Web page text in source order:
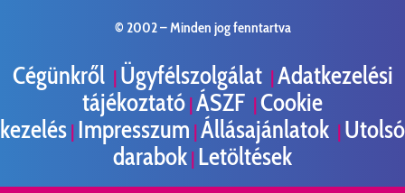
© 2002 –Minden jog fenntartva
Cégünkről | Ügyfélszolgálat |Adatkezelési
tájékoztató |ÁSZF |Cookie
kezelés | Impresszum |Állásajánlatok | Utolsó
darabok | Letöltések